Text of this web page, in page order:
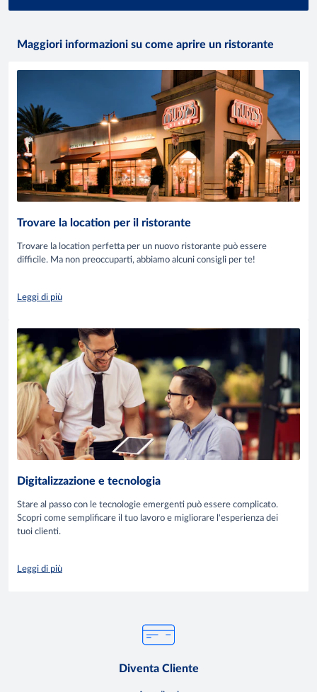
Maggiori informazioni su come aprire un ristorante
Trovare la location per il ristorante
Trovare la location perfetta per un nuovo ristorante può essere
difficile. Ma non preoccuparti, abbiamo alcuni consigli per te!
Leggi di più
Digitalizzazione e tecnologia
Stare al passo con le tecnologie emergenti può essere complicato.
Scopri come semplificare il tuo lavoro e migliorare l'esperienza dei
tuoi clienti.
Leggi di più
Diventa Cliente